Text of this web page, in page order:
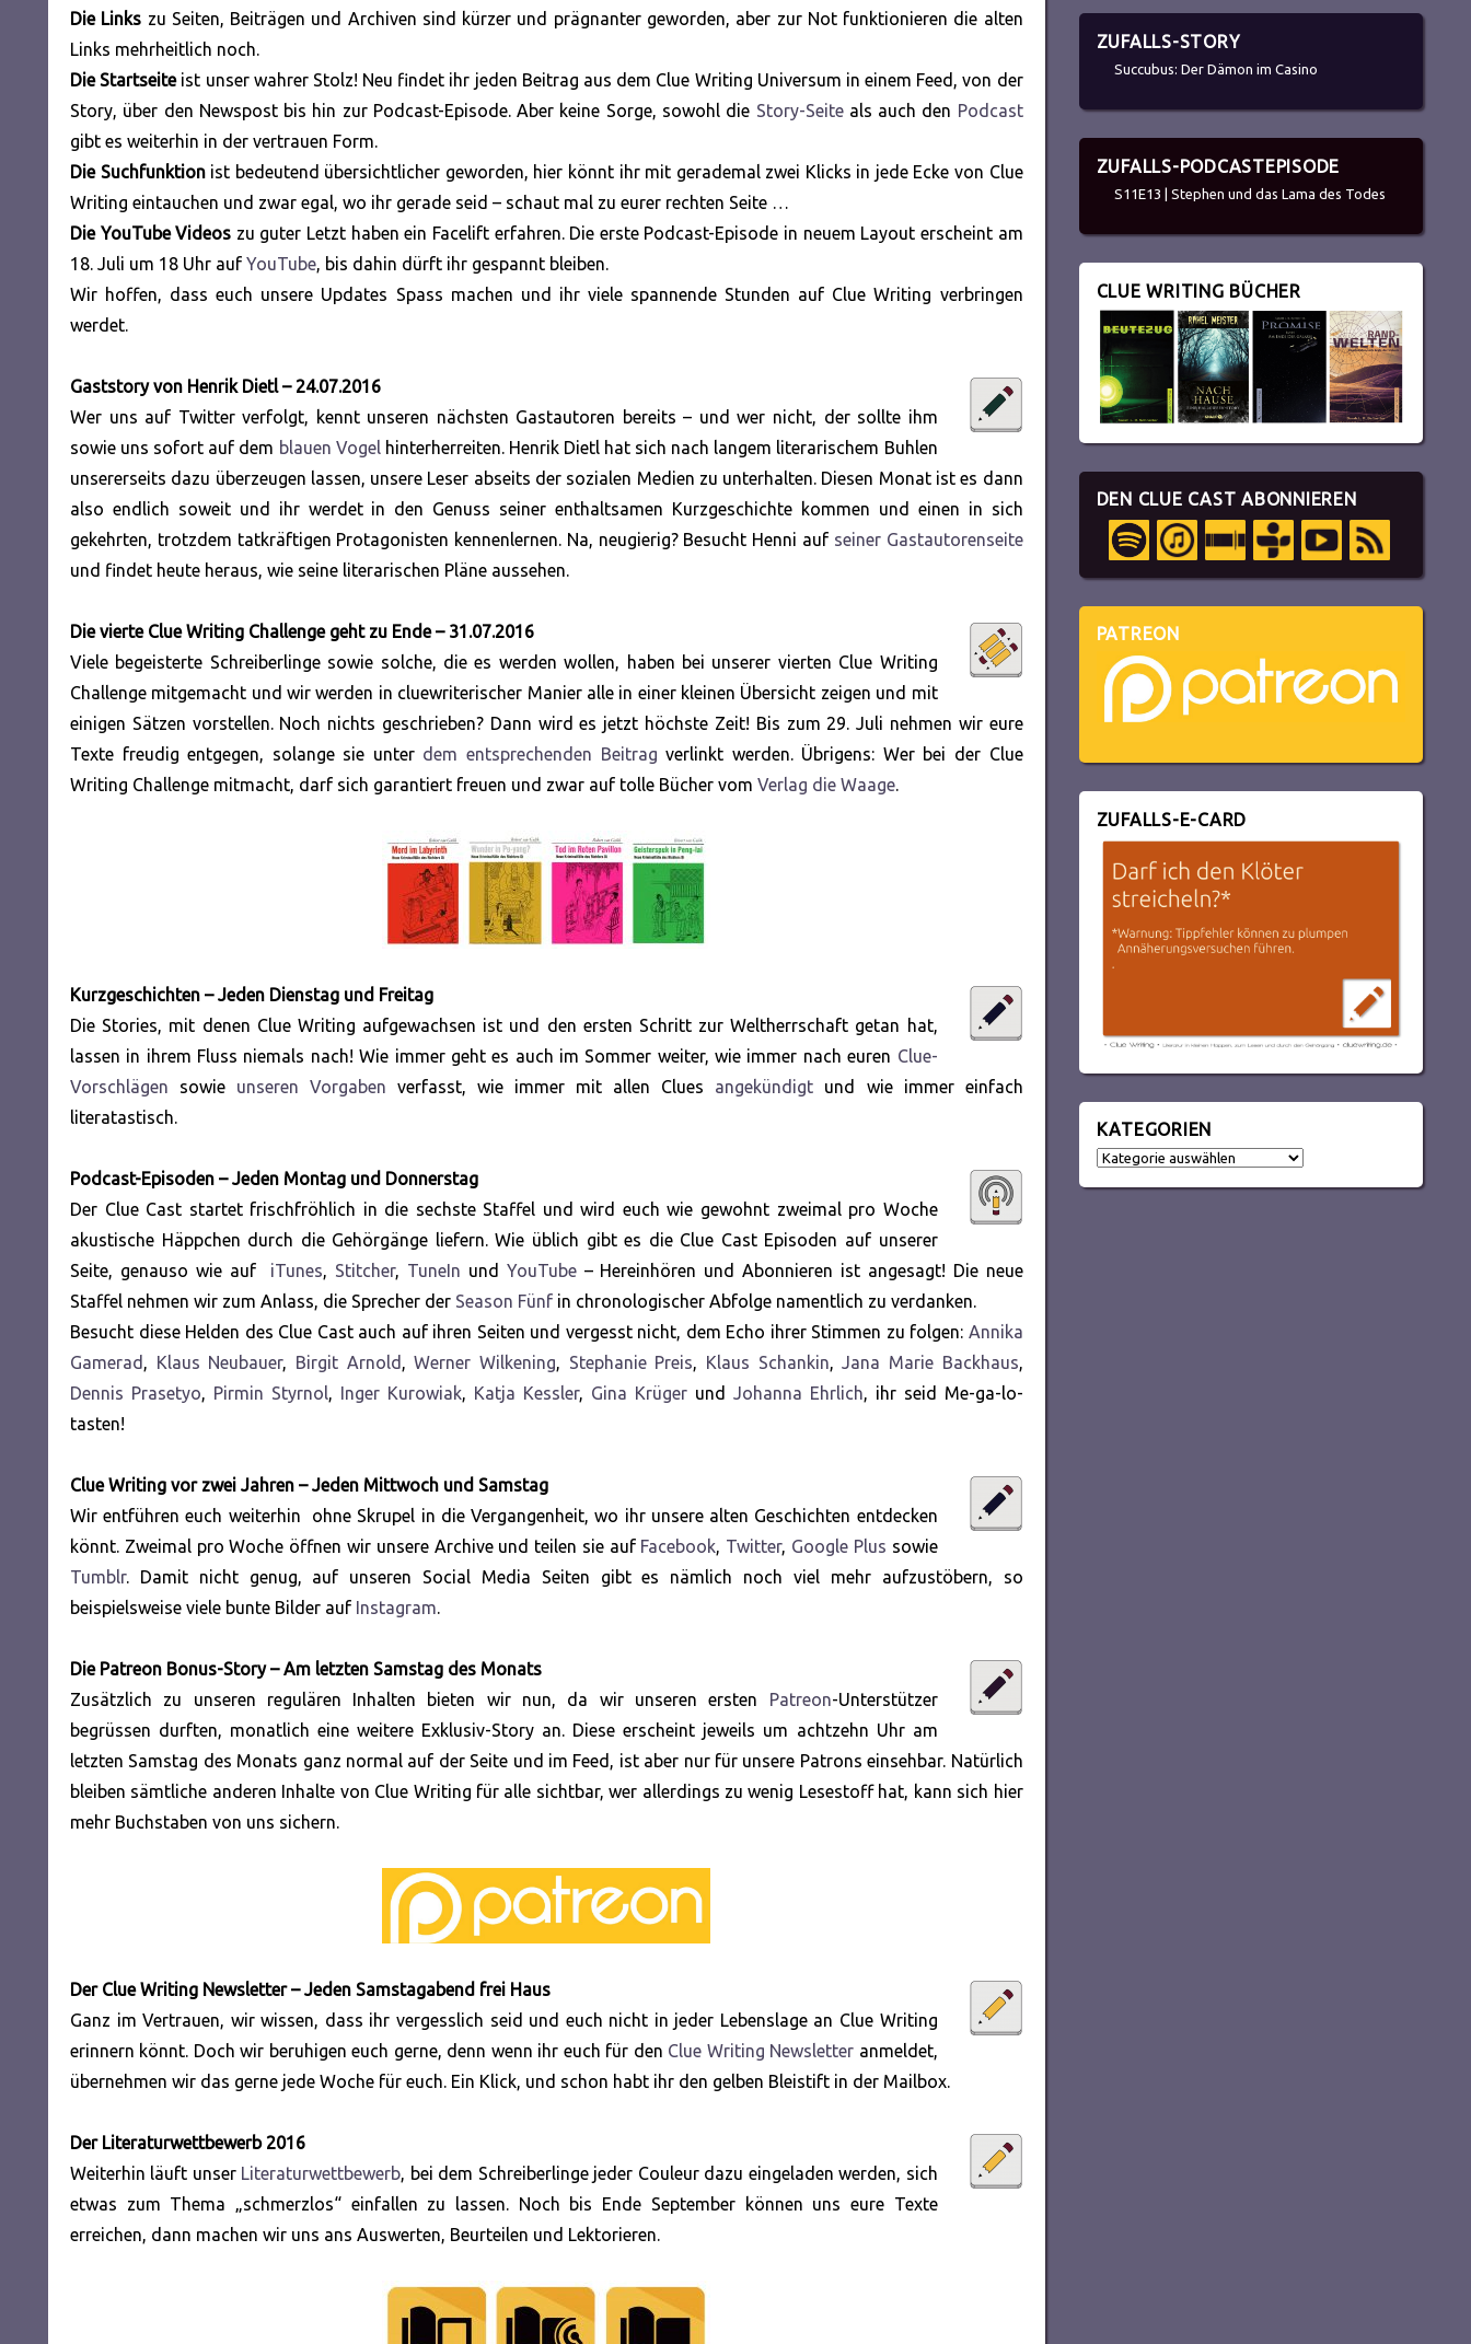
Die Links zu Seiten, Beiträgen und Archiven sind kürzer und prägnanter geworden, aber zur Not funktionieren die alten
Links mehrheitlich noch.
Die Startseiteist unser wahrer Stolz! Neu findet ihr jeden Beitrag aus dem Clue Writing Universum in einem Feed, von der
Story, über den Newspost bis hin zur Podcast-Episode. Aber keine Sorge, sowohl die Story-Seiteals auch den Podcast
gibt es weiterhin in der vertrauen Form.
Die Suchfunktionist bedeutend übersichtlicher geworden, hier könnt ihr mit gerademal zwei Klicks in jede Ecke von Clue
Writing eintauchen und zwar egal, wo ihr gerade seid – schaut mal zu eurer rechten Seite …
Die YouTube Videos zu guter Letzt haben ein Facelift erfahren. Die erste Podcast-Episode in neuem Layout erscheint am
18. Juli um 18 Uhr auf YouTube, bis dahin dürft ihr gespannt bleiben.
Wir hoffen, dass euch unsere Updates Spass machen und ihr viele spannende Stunden auf Clue Writing verbringen
werdet.
Gaststory von Henrik Dietl – 24.07.2016
Wer uns auf Twitter verfolgt, kennt unseren nächsten Gastautoren bereits – und wer nicht, der sollte ihm
sowie uns sofort auf dem blauen Vogelhinterherreiten. Henrik Dietl hat sich nach langem literarischem Buhlen
unsererseits dazu überzeugen lassen, unsere Leser abseits der sozialen Medien zu unterhalten. Diesen Monat ist es dann
also endlich soweit und ihr werdet in den Genuss seiner enthaltsamen Kurzgeschichte kommen und einen in sich
gekehrten, trotzdem tatkräftigen Protagonisten kennenlernen. Na, neugierig? Besucht Henni auf seiner Gastautorenseite
und findet heute heraus, wie seine literarischen Pläne aussehen.
Die vierte Clue Writing Challenge geht zu Ende – 31.07.2016
Viele begeisterte Schreiberlinge sowie solche, die es werden wollen, haben bei unserer vierten Clue Writing
Challenge mitgemacht und wir werden in cluewriterischer Manier alle in einer kleinen Übersicht zeigen und mit
einigen Sätzen vorstellen. Noch nichts geschrieben? Dann wird es jetzt höchste Zeit! Bis zum 29. Juli nehmen wir eure
Texte freudig entgegen, solange sie unter dem entsprechenden Beitrag verlinkt werden. Übrigens: Wer bei der Clue
Writing Challenge mitmacht, darf sich garantiert freuen und zwar auf tolle Bücher vom Verlag die Waage.
Kurzgeschichten – Jeden Dienstag und Freitag
Die Stories, mit denen Clue Writing aufgewachsen ist und den ersten Schritt zur Weltherrschaft getan hat,
lassen in ihrem Fluss niemals nach! Wie immer geht es auch im Sommer weiter, wie immer nach euren Clue-
Vorschlägen sowie unseren Vorgaben verfasst, wie immer mit allen Clues angekündigt und wie immer einfach
literatastisch.
Podcast-Episoden – Jeden Montag und Donnerstag
Der Clue Cast startet frischfröhlich in die sechste Staffel und wird euch wie gewohnt zweimal pro Woche
akustische Häppchen durch die Gehörgänge liefern. Wie üblich gibt es die Clue Cast Episoden auf unserer
Seite, genauso wie auf iTunes, Stitcher, TuneIn und YouTube– Hereinhören und Abonnieren ist angesagt! Die neue
Staffel nehmen wir zum Anlass, die Sprecher der Season Fünf in chronologischer Abfolge namentlich zu verdanken.
Besucht diese Helden des Clue Cast auch auf ihren Seiten und vergesst nicht, dem Echo ihrer Stimmen zu folgen: Annika
Gamerad , Klaus Neubauer, Birgit Arnold ,Werner Wilkening, Stephanie Preis, Klaus Schankin,Jana Marie Backhaus,
Dennis Prasetyo, Pirmin Styrnol, Inger Kurowiak, Katja Kessler, Gina Krügerund Johanna Ehrlich, ihr seid Me-ga-lo-
tasten!
Clue Writing vor zwei Jahren – Jeden Mittwoch und Samstag
Wir entführen euch weiterhin ohne Skrupel in die Vergangenheit, wo ihr unsere alten Geschichten entdecken
könnt. Zweimal pro Woche öffnen wir unsere Archive und teilen sie auf Facebook, Twitter, Google Plus sowie
Tumblr. Damit nicht genug, auf unseren Social Media Seiten gibt es nämlich noch viel mehr aufzustöbern, so
beispielsweise viele bunte Bilder auf Instagram.
Die Patreon Bonus-Story – Am letzten Samstag des Monats
Zusätzlich zu unseren regulären Inhalten bieten wir nun, da wir unseren ersten Patreon-Unterstützer
begrüssen durften, monatlich eine weitere Exklusiv-Story an. Diese erscheint jeweils um achtzehn Uhr am
letzten Samstag des Monats ganz normal auf der Seite und im Feed, ist aber nur für unsere Patrons einsehbar. Natürlich
bleiben sämtliche anderen Inhalte von Clue Writing für alle sichtbar, wer allerdings zu wenig Lesestoff hat, kann sich hier
mehr Buchstaben von uns sichern.
Der Clue Writing Newsletter – Jeden Samstagabend frei Haus
Ganz im Vertrauen, wir wissen, dass ihr vergesslich seid und euch nicht in jeder Lebenslage an Clue Writing
erinnern könnt. Doch wir beruhigen euch gerne, denn wenn ihr euch für den Clue Writing Newsletter anmeldet,
übernehmen wir das gerne jede Woche für euch. Ein Klick, und schon habt ihr den gelben Bleistift in der Mailbox.
Der Literaturwettbewerb 2016
Weiterhin läuft unser Literaturwettbewerb, bei dem Schreiberlinge jeder Couleur dazu eingeladen werden, sich
etwas zum Thema „schmerzlos“ einfallen zu lassen. Noch bis Ende September können uns eure Texte
erreichen, dann machen wir uns ans Auswerten, Beurteilen und Lektorieren.
ZUFALLS-STORY
Succubus: Der Dämon im Casino
ZUFALLS-PODCASTEPISODE
S11E13 | Stephen und das Lama des Todes
CLUE WRITING BÜCHER
DEN CLUE CAST ABONNIEREN
PATREON
ZUFALLS-E-CARD
KATEGORIEN
Kategorien